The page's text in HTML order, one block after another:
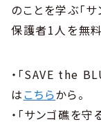
のことを学ぶ「
保護者1人を無料
・「SAVE the
はこちらから。
・「サンゴ礁を